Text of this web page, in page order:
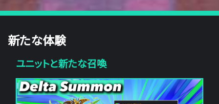
新たな体験
ユニットと新たな召喚